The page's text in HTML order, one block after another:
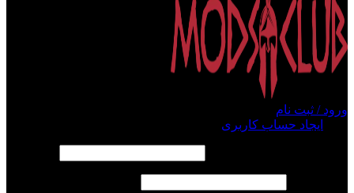
ورود / ثبت نام
ایجاد حساب کاربری